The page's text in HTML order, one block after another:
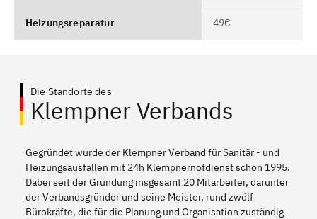
Heizungsreparatur 49€
Die Standorte des
Klempner Verbands
Gegründet wurde der Klempner Verband für Sanitär - und
Heizungsausfällen mit 24h Klempnernotdienst schon 1995.
Dabei seit der Gründung insgesamt 20 Mitarbeiter, darunter
der Verbandsgründer und seine Meister, rund zwölf
Bürokräfte, die für die Planung und Organisation zuständig